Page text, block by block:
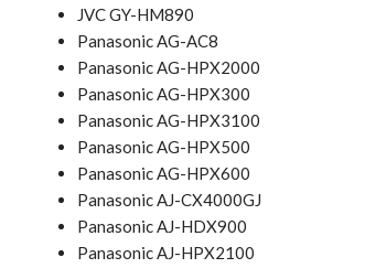
JVC GY-HM890
Panasonic AG-AC8
Panasonic AG-HPX2000
Panasonic AG-HPX300
Panasonic AG-HPX3100
Panasonic AG-HPX500
Panasonic AG-HPX600
Panasonic AJ-CX4000GJ
Panasonic AJ-HDX900
Panasonic AJ-HPX2100